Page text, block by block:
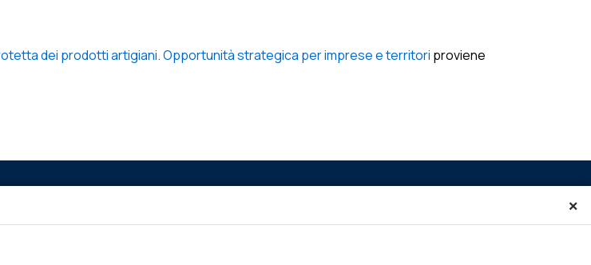
dei prodotti artigiani. Opportunità strategica per imprese e territori proviene
Menù
×